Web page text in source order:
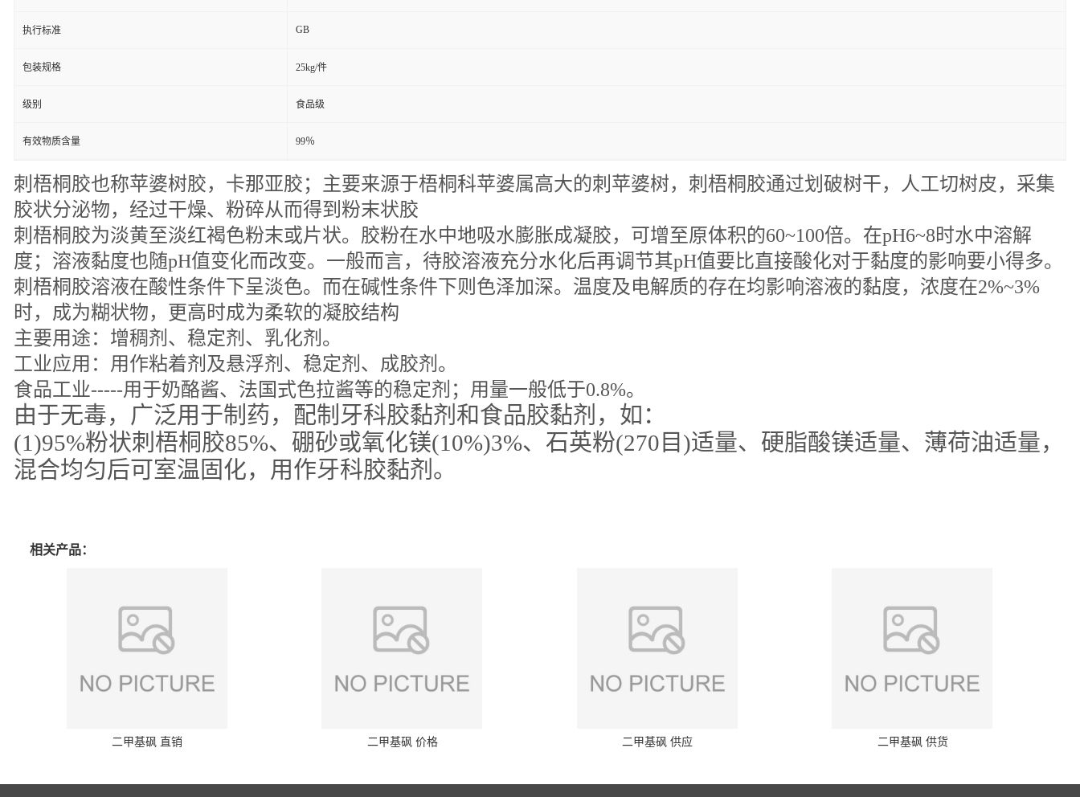
执行标准 GB
包装规格 25kg/件
级别 食品级
有效物质含量 99％
刺梧桐胶也称苹婆树胶，卡那亚胶；主要来源于梧桐科苹婆属高大的刺苹婆树，刺梧桐胶通过划破树干，人工切树皮，采集
胶状分泌物，经过干燥、粉碎从而得到粉末状胶
刺梧桐胶为淡黄至淡红褐色粉末或片状。胶粉在水中地吸水膨胀成凝胶，可增至原体积的60~100倍。在pH6~8时水中溶解
度；溶液黏度也随pH值变化而改变。一般而言，待胶溶液充分水化后再调节其pH值要比直接酸化对于黏度的影响要小得多。
刺梧桐胶溶液在酸性条件下呈淡色。而在碱性条件下则色泽加深。温度及电解质的存在均影响溶液的黏度，浓度在2%~3%
时，成为糊状物，更高时成为柔软的凝胶结构
主要用途：增稠剂、稳定剂、乳化剂。
工业应用：用作粘着剂及悬浮剂、稳定剂、成胶剂。
食品工业-----用于奶酪酱、法国式色拉酱等的稳定剂；用量一般低于0.8%。
由于无毒，广泛用于制药，配制牙科胶黏剂和食品胶黏剂，如：
(1)95%粉状刺梧桐胶85%、硼砂或氧化镁(10%)3%、石英粉(270目)适量、硬脂酸镁适量、薄荷油适量，
混合均匀后可室温固化，用作牙科胶黏剂。
相关产品：
二甲基砜 直销 二甲基砜 价格 二甲基砜 供应 二甲基砜 供货